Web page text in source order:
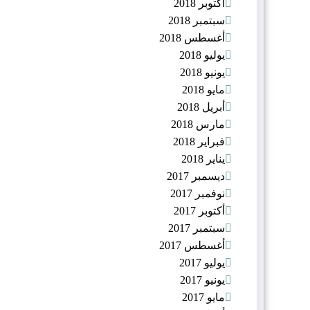
أكتوبر 2018
سبتمبر 2018
أغسطس 2018
يوليو 2018
يونيو 2018
مايو 2018
أبريل 2018
مارس 2018
فبراير 2018
يناير 2018
ديسمبر 2017
نوفمبر 2017
أكتوبر 2017
سبتمبر 2017
أغسطس 2017
يوليو 2017
يونيو 2017
مايو 2017